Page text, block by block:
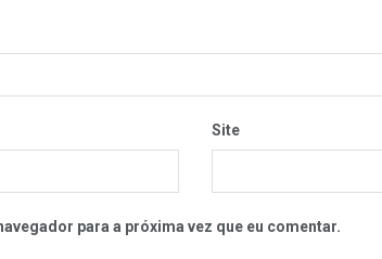
Site
para a próxima vez que eu comentar.